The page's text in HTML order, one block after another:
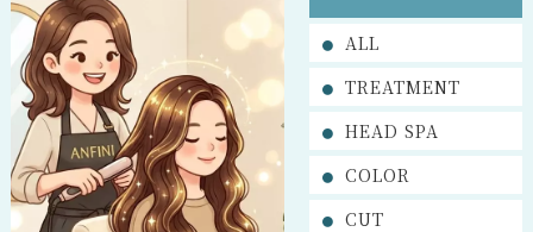
ALL
TREATMENT
HEAD SPA
COLOR
CUT